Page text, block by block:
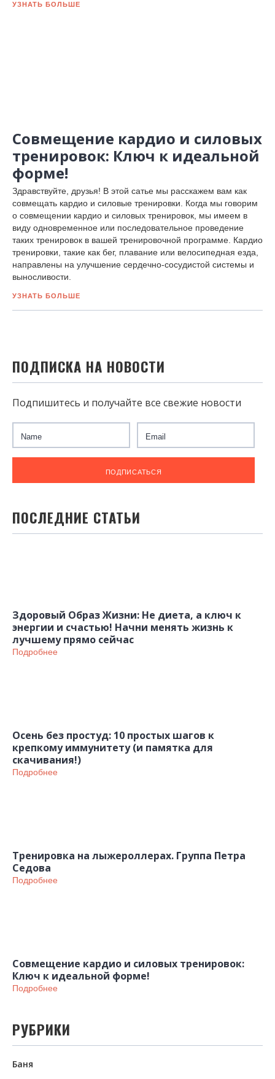
УЗНАТЬ БОЛЬШЕ
Совмещение кардио и силовых
тренировок: Ключ к идеальной
форме!
Здравствуйте, друзья! В этой сатье мы расскажем вам как
совмещать кардио и силовые тренировки. Когда мы говорим
о совмещении кардио и силовых тренировок, мы имеем в
виду одновременное или последовательное проведение
таких тренировок в вашей тренировочной программе. Кардио
тренировки, такие как бег, плавание или велосипедная езда,
направлены на улучшение сердечно-сосудистой системы и
выносливости.
УЗНАТЬ БОЛЬШЕ
ПОДПИСКА НА НОВОСТИ
Подпишитесь и получайте все свежие новости
ПОСЛЕДНИЕ СТАТЬИ
Здоровый Образ Жизни: Не диета, а ключ к
энергии и счастью! Начни менять жизнь к
лучшему прямо сейчас
Подробнее
Осень без простуд: 10 простых шагов к
крепкому иммунитету (и памятка для
скачивания!)
Подробнее
Тренировка на лыжероллерах. Группа Петра
Седова
Подробнее
Совмещение кардио и силовых тренировок:
Ключ к идеальной форме!
Подробнее
РУБРИКИ
Баня